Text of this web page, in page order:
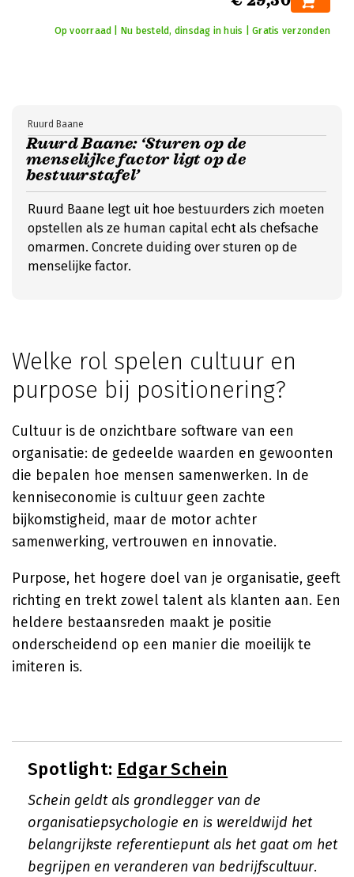
Op voorraad | Nu besteld, dinsdag in huis | Gratis verzonden
Ruurd Baane: ‘Sturen op de
menselijke factor ligt op de
bestuurstafel’
Ruurd Baane
Ruurd Baane legt uit hoe bestuurders zich moeten
opstellen als ze human capital echt als chefsache
omarmen. Concrete duiding over sturen op de
menselijke factor.
Welke rol spelen cultuur en
purpose bij positionering?
Cultuur is de onzichtbare software van een
organisatie: de gedeelde waarden en gewoonten
die bepalen hoe mensen samenwerken. In de
kenniseconomie is cultuur geen zachte
bijkomstigheid, maar de motor achter
samenwerking, vertrouwen en innovatie.
Purpose, het hogere doel van je organisatie, geeft
richting en trekt zowel talent als klanten aan. Een
heldere bestaansreden maakt je positie
onderscheidend op een manier die moeilijk te
imiteren is.
Spotlight: Edgar Schein
Schein geldt als grondlegger van de
organisatiepsychologie en is wereldwijd het
belangrijkste referentiepunt als het gaat om het
begrijpen en veranderen van bedrijfscultuur.